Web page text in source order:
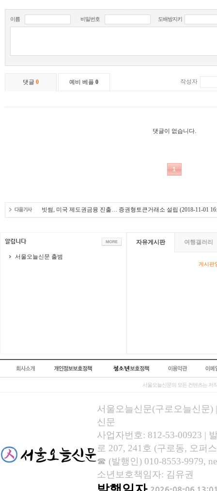
빗썸, 미국 제도권금융 진출… 증권형토큰거래소 설립 (2018-11-01
서울오늘신문 출범
자유게시판 여행갤러리
게시판
서울오늘신문의 모든 컨텐츠는 저
서울오늘신문(구로오늘신문)
신문
사업자번호: 812-53-00923 |
로 207, 241호 (구로동, 오퍼
☎ (발행인) 010-8553-9979,
소년보호책임자: 김유권